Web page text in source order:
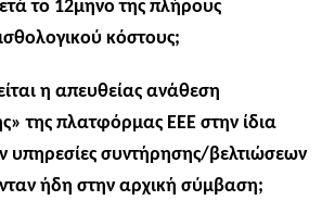
το 12μηνο της πλήρους
κόστους;​
η απευθείας ανάθεση
της πλατφόρμας ΕΕΕ στην ίδια
υπηρεσίες συντήρησης/βελτιώσεων
ήδη στην αρχική σύμβαση;